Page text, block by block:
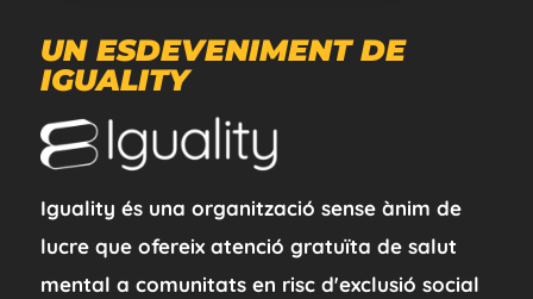
UN ESDEVENIMENT DE
IGUALITY
Iguality és una organització sense ànim de
lucre que ofereix atenció gratuïta de salut
mental a comunitats en risc d'exclusió social